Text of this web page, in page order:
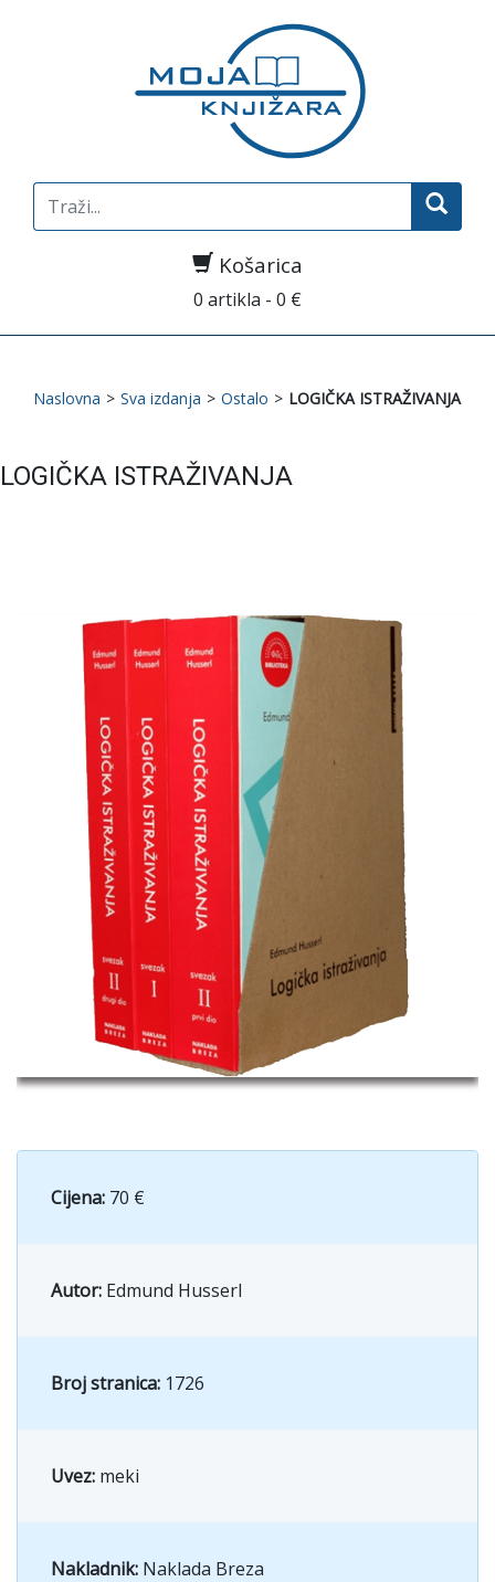
Search
for:
Košarica
0 artikla - 0 €
Naslovna > Sva izdanja > Ostalo > LOGIČKA ISTRAŽIVANJA
LOGIČKA ISTRAŽIVANJA
Cijena: 70 €
Autor: Edmund Husserl
Broj stranica: 1726
Uvez: meki
Nakladnik: Naklada Breza